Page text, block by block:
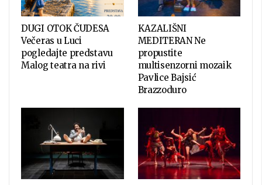
DUGI OTOK ČUDESA
Večeras u Luci
pogledajte predstavu
Malog teatra na rivi
KAZALIŠNI
MEDITERAN Ne
propustite
multisenzorni mozaik
Pavlice Bajsić
Brazzoduro